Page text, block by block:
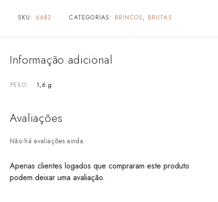
SKU: 6482 CATEGORIAS: BRINCOS, BRUTAS
Informação adicional
PESO 1,6 g
Avaliações
Não há avaliações ainda.
Apenas clientes logados que compraram este produto
podem deixar uma avaliação.